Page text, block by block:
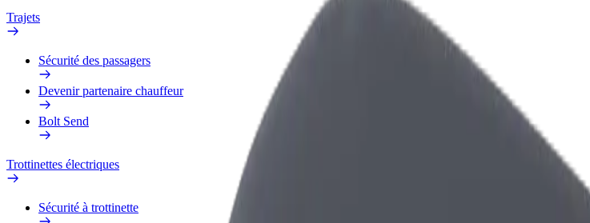
Trajets
Sécurité des passagers
Devenir partenaire chauffeur
Bolt Send
Trottinettes électriques
Sécurité à trottinette